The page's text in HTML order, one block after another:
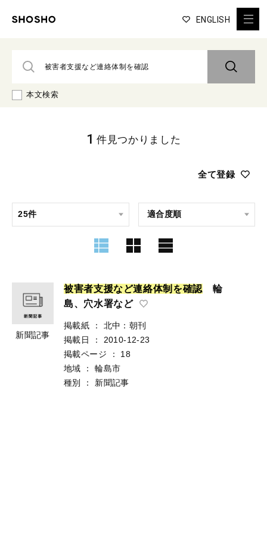
ENGLISH
本文検索
全て登録
1 件見つかりました
新聞記事
被害者支援など連絡体制 を確認 輪
島、穴水署など
掲載紙 ：
北中：朝刊
掲載日
：
2010-12-23
掲載ページ
：
18
地域
：
輪島市
種別
： 新聞記事